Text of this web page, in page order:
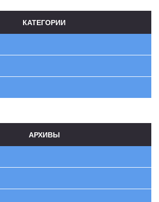
КАТЕГОРИИ
АРХИВЫ